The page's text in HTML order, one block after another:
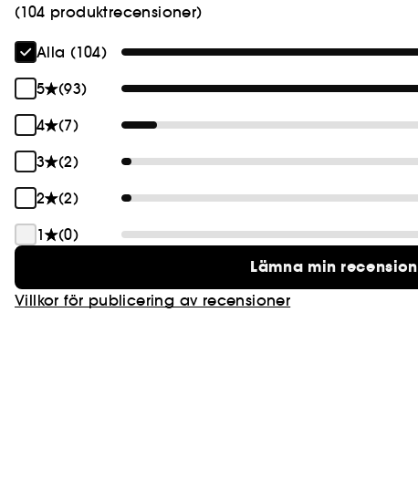
(104 produktrecensioner)
Alla (104)
5
(93)
4
(7)
3
(2)
2
(2)
1
(0)
Lämna min recension
Villkor för publicering av recensioner